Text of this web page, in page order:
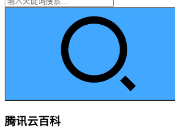
腾讯云百科